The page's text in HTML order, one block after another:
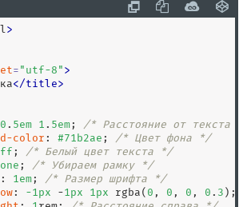
>
= " utf-8 " >
</title>
0 . 5em 1 . 5em;
/* Расстояние от текста
color : #71b2ae ;
/* Цвет фона */
;
/* Белый цвет текста */
;
/* Убираем рамку */
: 1 em;
/* Размер шрифта */
: -1 px -1 px 1 px rgba( 0 , 0 , 0 , 0 . 3 );